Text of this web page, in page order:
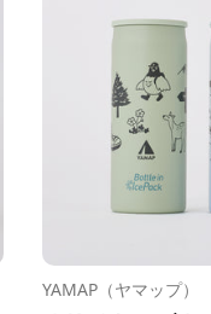
YAMAP（ヤマップ）